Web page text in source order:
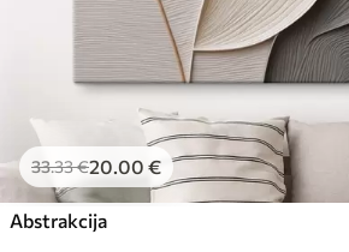
33.33€20.00 €
Abstrakcija